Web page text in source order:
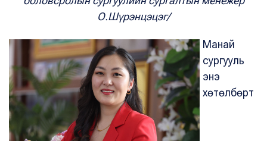
О.Шүрэнцэцэг/
Манай
сургууль
энэ
хөтөлбөрт